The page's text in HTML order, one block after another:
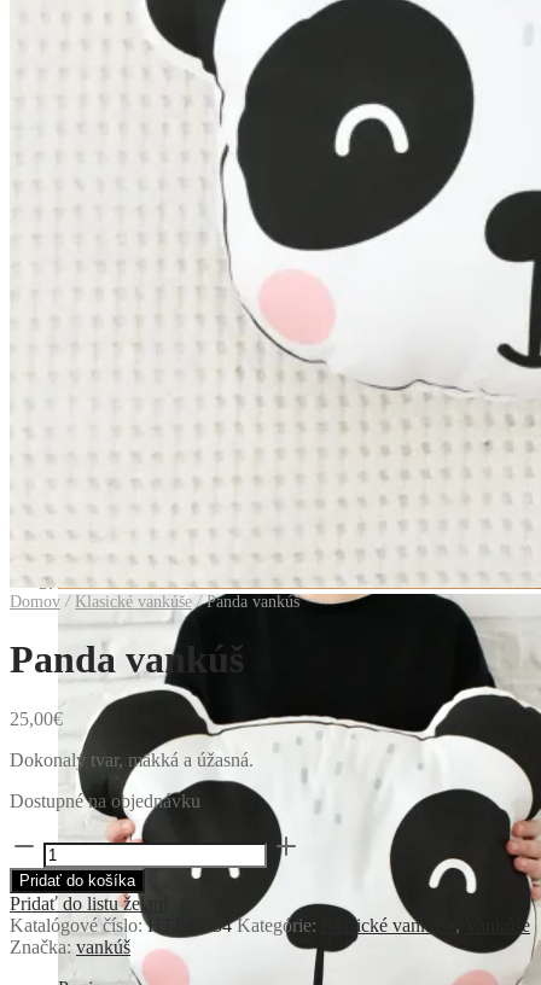
Domov / Klasické vankúše /Panda vankúš
Panda vankúš
25,00€
Dokonalý tvar, mäkká a úžasná.
Dostupné na objednávku
množstvo
Panda
vankúš
Pridať do košíka
Pridať do listu želaní
Katalógové číslo:HTDO834 Kategórie: Klasické vankúše ,
Vankúše
Značka: vankúš